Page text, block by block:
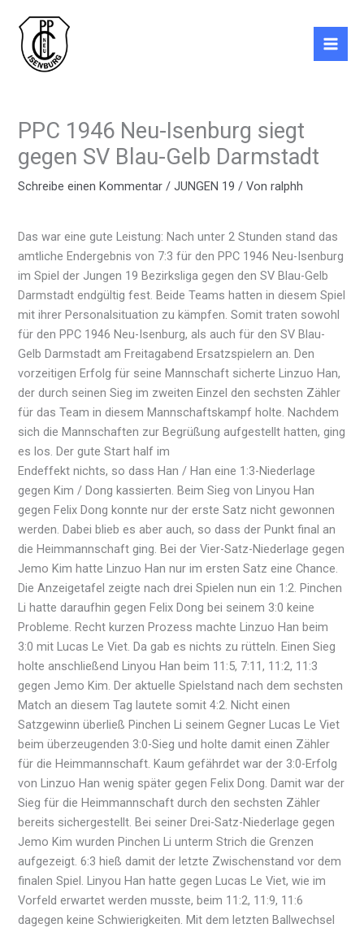
Inhalt
springen
PPC 1946 Neu-Isenburg siegt
gegen SV Blau-Gelb Darmstadt
Schreibe einen Kommentar /JUNGEN 19 / Vonralphh
Das war eine gute Leistung: Nach unter 2 Stunden stand das
amtliche Endergebnis von 7:3 für den PPC 1946 Neu-Isenburg
im Spiel der Jungen 19 Bezirksliga gegen den SV Blau-Gelb
Darmstadt endgültig fest. Beide Teams hatten in diesem Spiel
mit ihrer Personalsituation zu kämpfen. Somit traten sowohl
für den PPC 1946 Neu-Isenburg, als auch für den SV Blau-
Gelb Darmstadt am Freitagabend Ersatzspielern an. Den
vorzeitigen Erfolg für seine Mannschaft sicherte Linzuo Han,
der durch seinen Sieg im zweiten Einzel den sechsten Zähler
für das Team in diesem Mannschaftskampf holte. Nachdem
sich die Mannschaften zur Begrüßung aufgestellt hatten, ging
es los. Der gute Start half im
Endeffekt nichts, so dass Han / Han eine 1:3-Niederlage
gegen Kim / Dong kassierten. Beim Sieg von Linyou Han
gegen Felix Dong konnte nur der erste Satz nicht gewonnen
werden. Dabei blieb es aber auch, so dass der Punkt final an
die Heimmannschaft ging. Bei der Vier-Satz-Niederlage gegen
Jemo Kim hatte Linzuo Han nur im ersten Satz eine Chance.
Die Anzeigetafel zeigte nach drei Spielen nun ein 1:2. Pinchen
Li hatte daraufhin gegen Felix Dong bei seinem 3:0 keine
Probleme. Recht kurzen Prozess machte Linzuo Han beim
3:0 mit Lucas Le Viet. Da gab es nichts zu rütteln. Einen Sieg
holte anschließend Linyou Han beim 11:5, 7:11, 11:2, 11:3
gegen Jemo Kim. Der aktuelle Spielstand nach dem sechsten
Match an diesem Tag lautete somit 4:2. Nicht einen
Satzgewinn überließ Pinchen Li seinem Gegner Lucas Le Viet
beim überzeugenden 3:0-Sieg und holte damit einen Zähler
für die Heimmannschaft. Kaum gefährdet war der 3:0-Erfolg
von Linzuo Han wenig später gegen Felix Dong. Damit war der
Sieg für die Heimmannschaft durch den sechsten Zähler
bereits sichergestellt. Bei seiner Drei-Satz-Niederlage gegen
Jemo Kim wurden Pinchen Li unterm Strich die Grenzen
aufgezeigt. 6:3 hieß damit der letzte Zwischenstand vor dem
finalen Spiel. Linyou Han hatte gegen Lucas Le Viet, wie im
Vorfeld erwartet werden musste, beim 11:2, 11:9, 11:6
dagegen keine Schwierigkeiten. Mit dem letzten Ballwechsel